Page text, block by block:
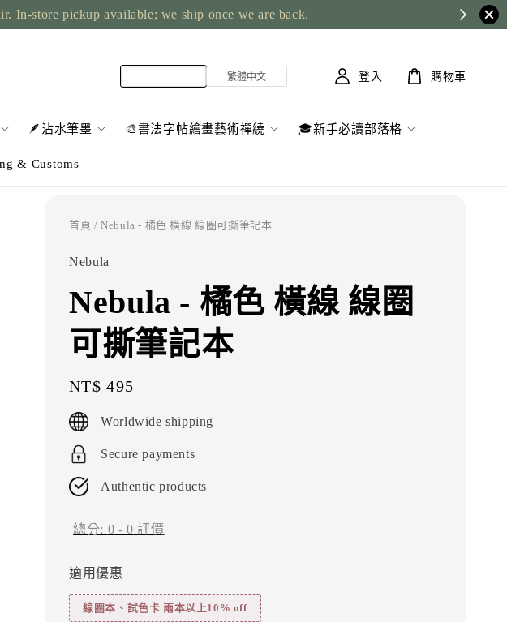
In-store pickup available; we ship once we are back.
🪶沾水筆墨 🎨書法字帖繪畫藝術禪繞 🎓新手必讀部落格
& Customs
登入 購物車
首頁 / Nebula - 橘色 橫線 線圈可撕筆記本
Nebula
Nebula - 橘色 橫線 線圈
可撕筆記本
Regular
price
NT$ 495
Worldwide shipping
Secure payments
Authentic products
總分: 0 -0 評價
適用優惠
線圈本、試色卡 兩本以上10% off